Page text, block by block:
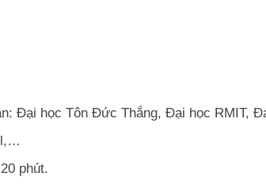
Đại học Tôn Đức Thắng, Đại học RMIT,
phút.